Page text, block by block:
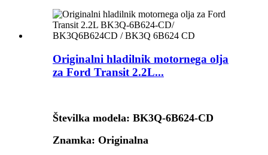
Originalni hladilnik motornega olja
za Ford Transit 2.2L...
Številka modela: BK3Q-6B624-CD
Znamka: Originalna